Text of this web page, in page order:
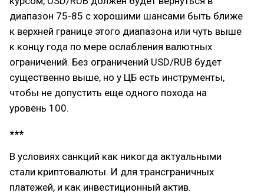
диапазон 75-85 с хорошими шансами быть ближе
к верхней границе этого диапазона или чуть выше
к концу года по мере ослабления валютных
ограничений. Без ограничений USD/RUB будет
существенно выше, но у ЦБ есть инструменты,
чтобы не допустить еще одного похода на
уровень 100.
***
В условиях санкций как никогда актуальными
стали криптовалюты. И для трансграничных
платежей, и как инвестиционный актив.